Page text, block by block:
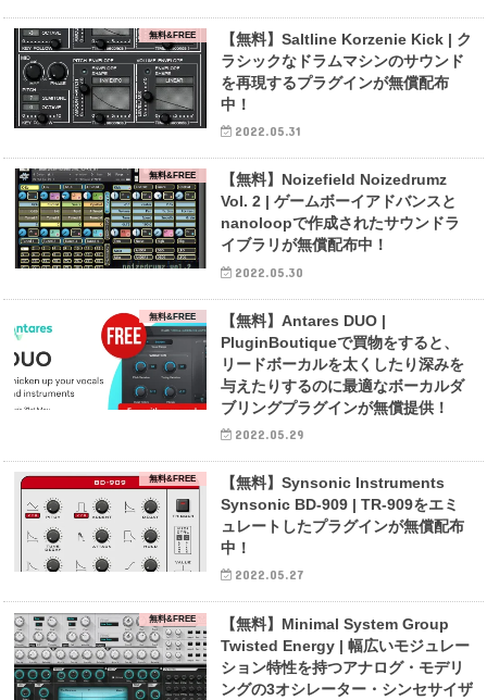
無料&FREE
【無料】Saltline Korzenie Kick | ク
ラシックなドラムマシンのサウンド
を再現するプラグインが無償配布
中！
2022.05.31
無料&FREE
【無料】Noizefield Noizedrumz
Vol. 2 | ゲームボーイアドバンスと
nanoloopで作成されたサウンドラ
イブラリが無償配布中！
2022.05.30
無料&FREE
【無料】Antares DUO |
PluginBoutiqueで買物をすると、
リードボーカルを太くしたり深みを
与えたりするのに最適なボーカルダ
ブリングプラグインが無償提供！
2022.05.29
無料&FREE
【無料】Synsonic Instruments
Synsonic BD-909 | TR-909をエミ
ュレートしたプラグインが無償配布
中！
2022.05.27
無料&FREE
【無料】Minimal System Group
Twisted Energy | 幅広いモジュレー
ション特性を持つアナログ・モデリ
ングの3オシレーター・シンセサイザ